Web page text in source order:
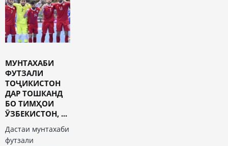
МУНТАХАБИ
ФУТЗАЛИ
ТОҶИКИСТОН
ДАР ТОШКАНД
БО ТИМҲОИ
ӮЗБЕКИСТОН, ...
Дастаи мунтахаби
футзали